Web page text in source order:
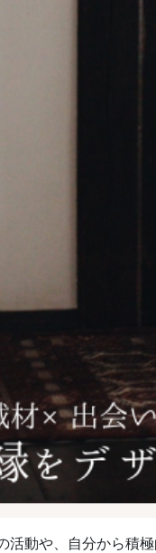
活動や、自分から積